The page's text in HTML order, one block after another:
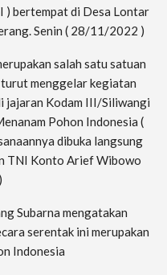
) bertempat di Desa Lontar
Senin ( 28/11/2022 )
salah satu satuan
menggelar kegiatan
jajaran Kodam III/Siliwangi
Pohon Indonesia (
dibuka langsung
TNI Konto Arief Wibowo
Subarna mengatakan
serentak ini merupakan
Indonesia